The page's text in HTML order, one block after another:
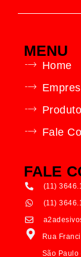
MENU
Home
Fale
FALE
(11)
(11)
Rua
São Paulo